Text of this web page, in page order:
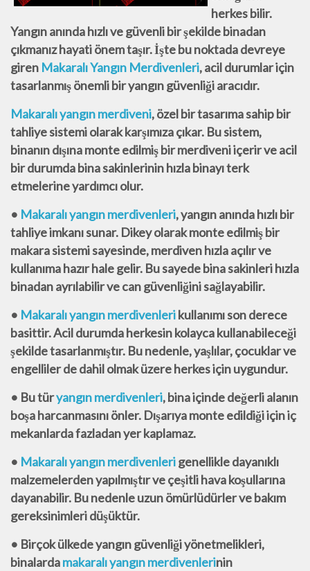
herkes bilir.
Yangın anında hızlı vegüvenli bir şekilde binadan
çıkmanız hayati önem taşır. İşte bu noktada devreye
giren Makaralı Yangın Merdivenleri, acil durumlar için
tasarlanmış önemli bir yangın güvenliği aracıdır.
Makaralı yangın merdiveni, özel bir tasarıma sahip bir
tahliye sistemi olarak karşımıza çıkar. Bu sistem,
binanın dışına monte edilmiş bir merdiveni içerir ve acil
bir durumda bina sakinlerinin hızla binayı terk
etmelerine yardımcı olur.
• Makaralı yangın merdivenleri, yangın anında hızlı bir
tahliye imkanı sunar. Dikey olarak monteedilmiş bir
makara sistemi sayesinde, merdiven hızla açılır ve
kullanıma hazır hale gelir. Busayede bina sakinleri hızla
binadan ayrılabilir ve can güvenliğini sağlayabilir.
• Makaralı yangın merdivenlerikullanımı son derece
basittir. Acil durumda herkesin kolaycakullanabileceği
şekilde tasarlanmıştır. Bu nedenle, yaşlılar, çocuklar ve
engelliler de dahilolmak üzere herkes için uygundur.
• Bu türyangın merdivenleri, bina içinde değerli alanın
boşa harcanmasını önler. Dışarıya monteedildiği için iç
mekanlarda fazladan yer kaplamaz.
• Makaralı yangın merdivenlerigenellikle dayanıklı
malzemelerden yapılmıştır ve çeşitli havakoşullarına
dayanabilir. Bu nedenle uzun ömürlüdürler ve bakım
gereksinimleri düşüktür.
• Birçok ülkede yangın güvenliği yönetmelikleri,
binalardamakaralı yangın merdivenlerinin